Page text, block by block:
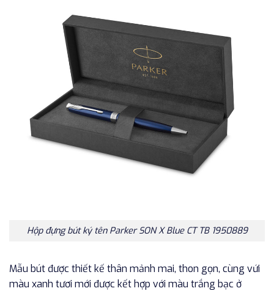
Hộp đựng bút ký tên Parker SON X Blue CT TB 1950889
Mẫu bút được thiết kế thân mảnh mai, thon gọn, cùng vứi
màu xanh tươi mới được kết hợp với màu trắng bạc ở